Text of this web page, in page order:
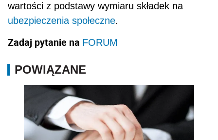
wartości z podstawy wymiaru składek na
ubezpieczenia społeczne.
Zadaj pytanie na FORUM
POWIĄZANE